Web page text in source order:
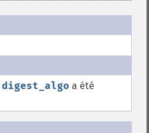
digest_algo a été